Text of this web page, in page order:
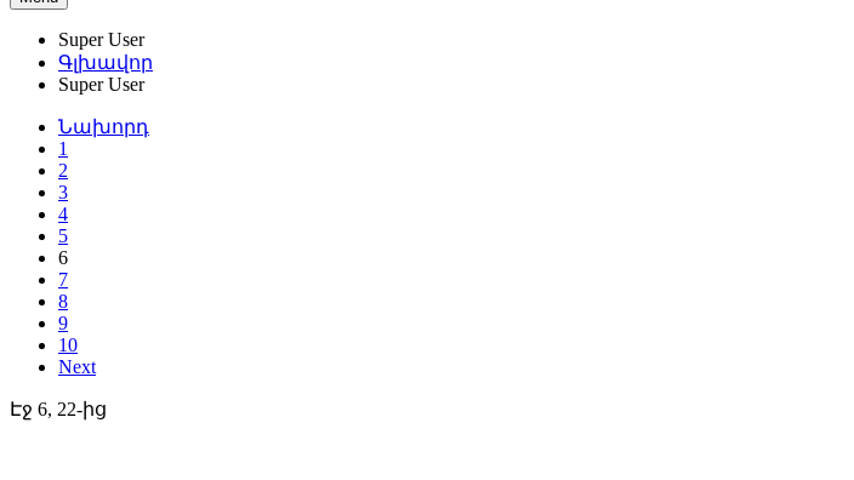
Super User
Գլխավոր
Super User
Նախորդ
1
2
3
4
5
6
7
8
9
10
Next
Էջ 6, 22-ից